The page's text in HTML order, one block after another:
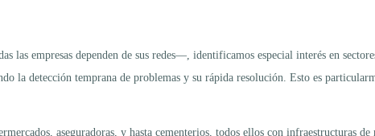
las empresas dependen de sus redes—, identificamos especial interés en
la detección temprana de problemas y su rápida resolución. Esto es
aseguradoras, y hasta cementerios, todos ellos con infraestructuras